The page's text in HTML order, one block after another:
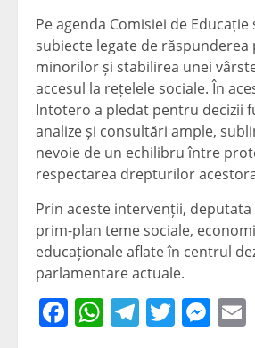
Pe agenda Comisiei de Educație
subiecte legate de răspunderea
minorilor și stabilirea unei
accesul la rețelele sociale. În
Intotero a pledat pentru decizii
analize și consultări ample,
nevoie de un echilibru între
respectarea drepturilor
Prin aceste intervenții, deputata
prim-plan teme sociale,
educaționale aflate în centrul
parlamentare actuale.
Facebook
WhatsApp
Telegram
Twitter